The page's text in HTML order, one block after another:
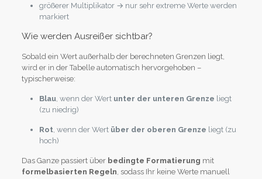
größerer Multiplikator → nur sehr extreme Werte werden
markiert
Wie werden Ausreißer sichtbar?
Sobald ein Wert außerhalb der berechneten Grenzen liegt,
wird er in der Tabelle automatisch hervorgehoben –
typischerweise:
Blau, wenn der Wert unter der unteren Grenze liegt
(zu niedrig)
Rot, wenn der Wert über der oberen Grenze liegt (zu
hoch)
Das Ganze passiert über bedingte Formatierung mit
formelbasierten Regeln , sodass Ihr keine Werte manuell